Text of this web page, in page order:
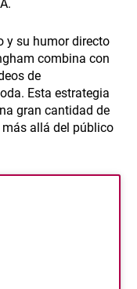
y su humor directo
combina con
de
Esta estrategia
gran cantidad de
allá del público